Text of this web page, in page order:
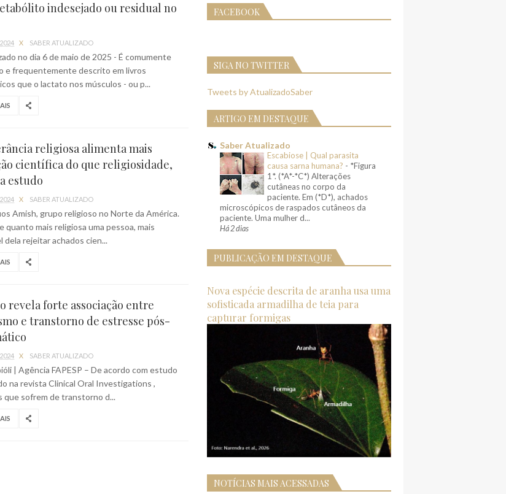
indesejado ou residual no
X SABER ATUALIZADO
no dia 6 de maio de 2025 - É comumente
e frequentemente descrito em livros
que o lactato nos músculos - ou p...
religiosa alimenta mais
científica do que religiosidade,
estudo
X SABER ATUALIZADO
Amish, grupo religioso no Norte da América.
quanto mais religiosa uma pessoa, mais
dela rejeitar achados cien...
revela forte associação entre
e transtorno de estresse pós-
X SABER ATUALIZADO
| Agência FAPESP – De acordo com estudo
na revista Clinical Oral Investigations ,
que sofrem de transtorno d...
FACEBOOK
SIGA NO TWITTER
Tweets by AtualizadoSaber
ARTIGO EM DESTAQUE
Saber Atualizado
Escabiose | Qual parasita
causa sarna humana? - *Figura
1*. (*A*-*C*) Alterações
cutâneas no corpo da
paciente. Em (*D*), achados
microscópicos de raspados cutâneos da
paciente. Uma mulher d...
Há 2 dias
PUBLICAÇÃO EM DESTAQUE
Nova espécie descrita de aranha usa uma
sofisticada armadilha de teia para
capturar formigas
NOTÍCIAS MAIS ACESSADAS